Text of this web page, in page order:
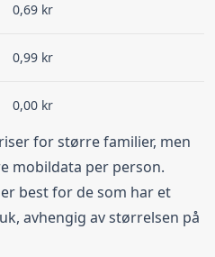
0,69 kr
0,99 kr
0,00 kr
for større familier, men
mobildata per person.
best for de som har et
avhengig av størrelsen på